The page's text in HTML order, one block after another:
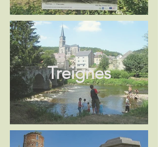
Treignes